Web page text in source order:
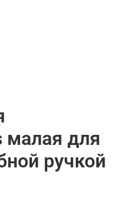
малая для
ручкой